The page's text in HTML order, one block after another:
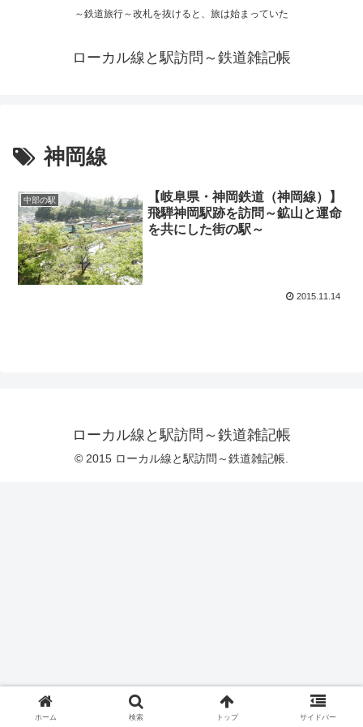
～鉄道旅行～改札を抜けると、旅は始まっていた
ローカル線と駅訪問～鉄道雑記帳
神岡線
中部の駅
【岐阜県・神岡鉄道（神岡線）】
飛騨神岡駅跡を訪問～鉱山と運命
を共にした街の駅～
2015.11.14
ローカル線と駅訪問～鉄道雑記帳
© 2015 ローカル線と駅訪問～鉄道雑記帳.
ホーム 検索 トップ サイドバー